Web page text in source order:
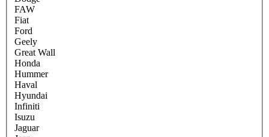
FAW
Fiat
Ford
Geely
Great Wall
Honda
Hummer
Haval
Hyundai
Infiniti
Isuzu
Jaguar